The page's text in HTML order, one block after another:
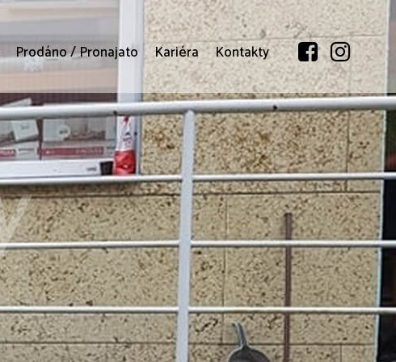
Prodáno / Pronajato Kariéra Kontakty